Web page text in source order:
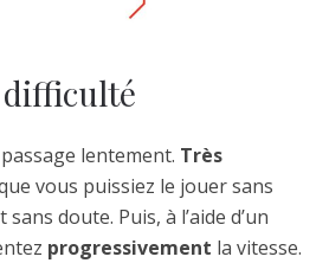
lentement. Très
vous puissiez le jouer sans
doute. Puis, à l’aide d’un
progressivement la vitesse.